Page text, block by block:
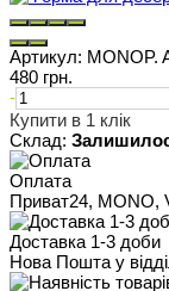
Артикул: MONOP.
480 грн.
-
Купити в 1 клік
Склад:
Оплата
Приват24, MONO,
Доставка 1-3 доби
Нова Пошта у